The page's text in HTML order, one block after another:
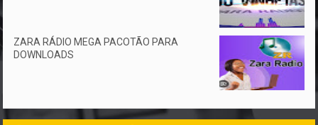
ZARA RÁDIO MEGA PACOTÃO PARA
DOWNLOADS